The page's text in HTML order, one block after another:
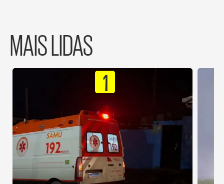
MAIS LIDAS
1